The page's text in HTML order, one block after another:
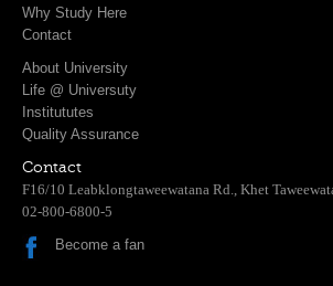
Why Study Here
Contact
About University
Life @ Universuty
Institututes
Quality Assurance
Contact
F16/10 Leabklongtaweewatana Rd., Khet
02-800-6800-5
Become a fan